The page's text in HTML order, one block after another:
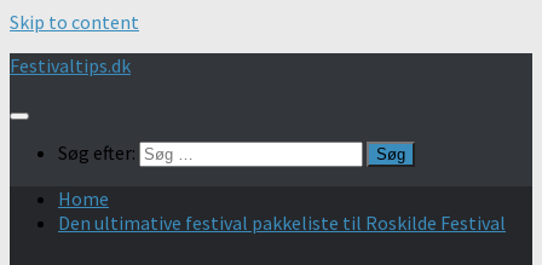
Skip to content
Festivaltips.dk
Søg efter:
Home
Den ultimative festival pakkeliste til Roskilde Festival